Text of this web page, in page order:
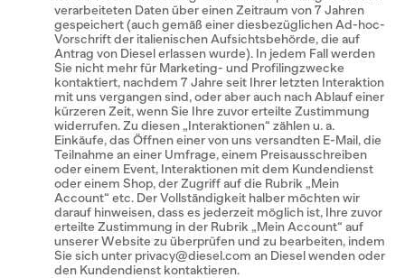
verarbeiteten Daten über einen Zeitraum von 7 Jahren
gespeichert (auch gemäß einer diesbezüglichen Ad-hoc-
Vorschrift der italienischen Aufsichtsbehörde, die auf
Antrag von Diesel erlassen wurde). In jedem Fall werden
Sie nicht mehr für Marketing- und Profilingzwecke
kontaktiert, nachdem 7 Jahre seit Ihrer letzten Interaktion
mit uns vergangen sind, oder aber auch nach Ablauf einer
kürzeren Zeit, wenn Sie Ihre zuvor erteilte Zustimmung
widerrufen. Zu diesen „Interaktionen“ zählen u. a.
Einkäufe, das Öffnen einer von uns versandten E-Mail, die
Teilnahme an einer Umfrage, einem Preisausschreiben
oder einem Event, Interaktionen mit dem Kundendienst
oder einem Shop, der Zugriff auf die Rubrik „Mein
Account“ etc. Der Vollständigkeit halber möchten wir
darauf hinweisen, dass es jederzeit möglich ist, Ihre zuvor
erteilte Zustimmung in der Rubrik „Mein Account“ auf
unserer Website zu überprüfen und zu bearbeiten, indem
Sie sich unter privacy@diesel.com an Diesel wenden oder
den Kundendienst kontaktieren.